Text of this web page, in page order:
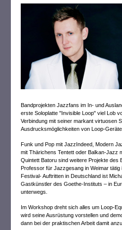
Bandprojekten Jazzfans im In- und
erste Soloplatte "Invisible Loop" viel Lob
Verbindung mit seiner markant virtuosen
Ausdrucksmöglichkeiten von Loop-
Funk und Pop mit JazzIndeed, Modern
mit Thärichens Tentett oder Balkan-Jazz
Quintett Batoru sind weitere Projekte des
Professor für Jazzgesang in Weimar
Festival- Auftritten in Deutschland ist
Gastkünstler des Goethe-Instituts – in
unterwegs.
Im Workshop dreht sich alles um Loop-
wird seine Ausrüstung vorstellen und
dann bei der praktischen Arbeit damit